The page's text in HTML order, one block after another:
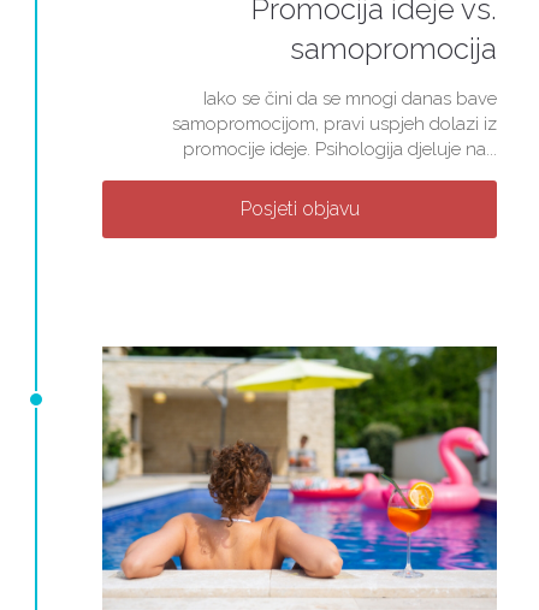
Promocija ideje vs.
samopromocija
Iako se čini da se mnogi danas bave
samopromocijom, pravi uspjeh dolazi iz
promocije ideje. Psihologija djeluje na...
Posjeti objavu